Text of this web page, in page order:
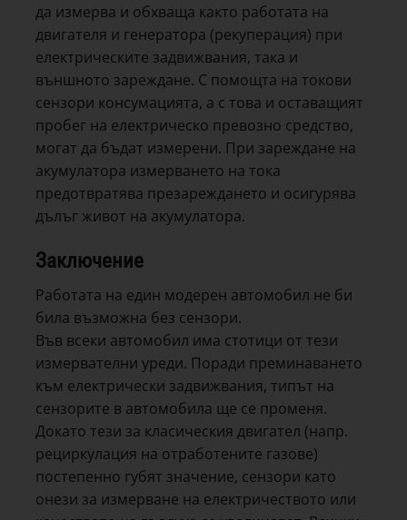
да измерва и обхваща както работата на
двигателя и генератора (рекуперация) при
електрическите задвижвания, така и
външното зареждане. С помощта на токови
сензори консумацията, а с това и оставащият
пробег на електрическо превозно средство,
могат да бъдат измерени. При зареждане на
акумулатора измерването на тока
предотвратява презареждането и осигурява
дълъг живот на акумулатора.
Заключение
Работата на един модерен автомобил не би
била възможна без сензори.
Във всеки автомобил има стотици от тези
измервателни уреди. Поради преминаването
към електрически задвижвания, типът на
сензорите в автомобила ще се променя.
Докато тези за класическия двигател (напр.
рециркулация на отработените газове)
постепенно губят значение, сензори като
онези за измерване на електричеството или